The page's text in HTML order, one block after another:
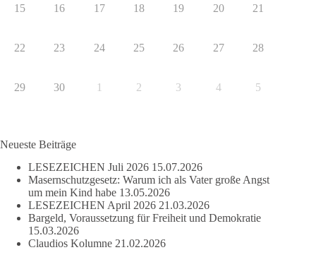
15 16 17 18 19 20 21
22 23 24 25 26 27 28
29 30 1 2 3 4 5
Neueste Beiträge
LESEZEICHEN Juli 2026 15.07.2026
Masernschutzgesetz: Warum ich als Vater große Angst
um mein Kind habe 13.05.2026
LESEZEICHEN April 2026 21.03.2026
Bargeld, Voraussetzung für Freiheit und Demokratie
15.03.2026
Claudios Kolumne 21.02.2026